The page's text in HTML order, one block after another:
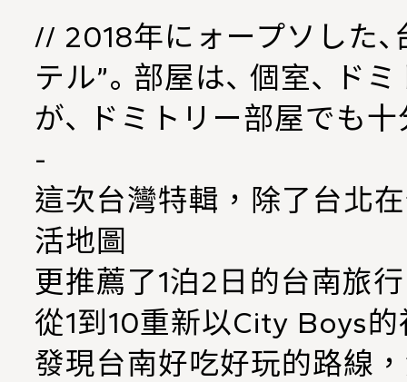
// 2018年にォープソした､
テル”｡ 部屋は､ 個室､ ド
が､ ドミトリー部屋でも十
-
這次台灣特輯，除了台北
活地圖
更推薦了1泊2日的台南旅
從1到10重新以City Boys的
發現台南好吃好玩的路線